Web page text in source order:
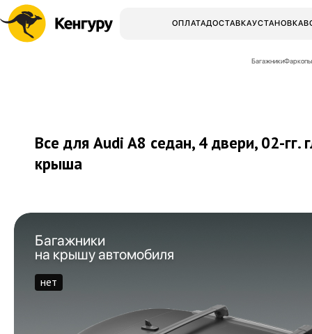
ОПЛАТАДОСТАВКАУСТАНОВКА
БагажникиФаркопы
Все для Audi A8 седан, 4 двери, 02-гг.
крыша
Багажники
на крышу автомобиля
нет